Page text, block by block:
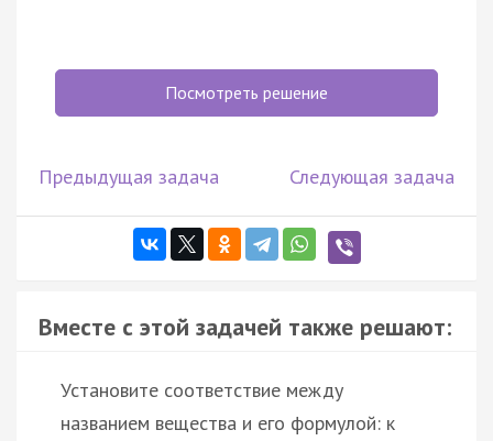
Посмотреть решение
Предыдущая задача Следующая задача
Вместе с этой задачей также решают:
Установите соответствие между
названием вещества и его формулой: к